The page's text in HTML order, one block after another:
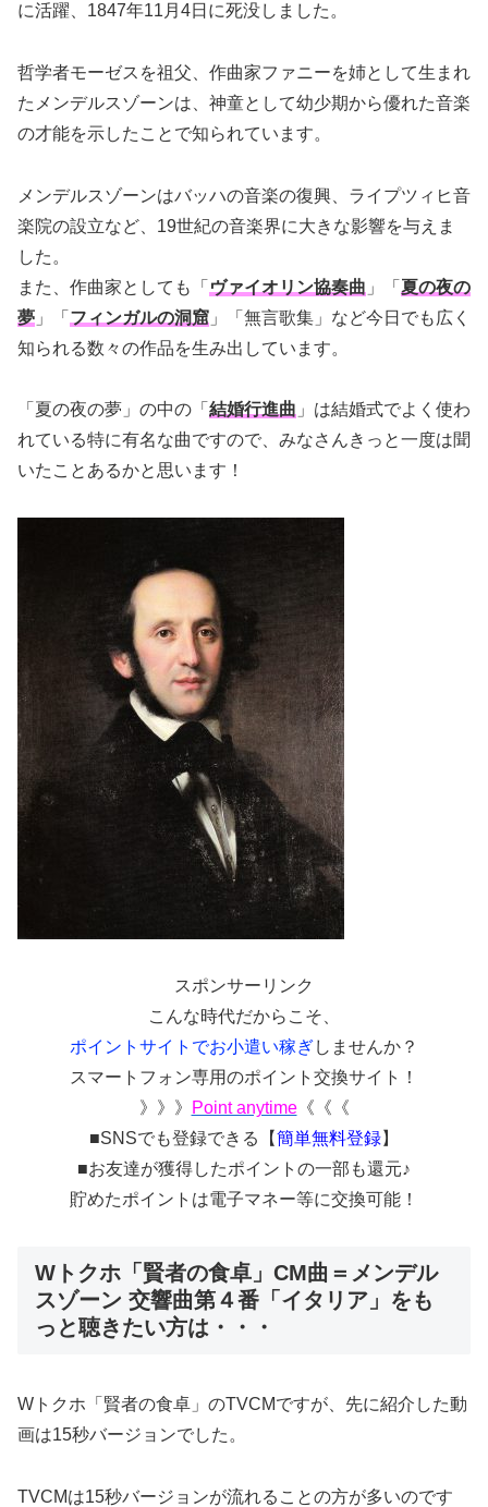
に活躍、1847年11月4日に死没しました。
哲学者モーゼスを祖父、作曲家ファニーを姉として生まれ
たメンデルスゾーンは、神童として幼少期から優れた音楽
の才能を示したことで知られています。
メンデルスゾーンはバッハの音楽の復興、ライプツィヒ音
楽院の設立など、19世紀の音楽界に大きな影響を与えま
した。
また、作曲家としても「 ヴァイオリン協奏曲 」「 夏の夜の
夢 」「 フィンガルの洞窟 」「無言歌集」など今日でも広く
知られる数々の作品を生み出しています。
「夏の夜の夢」の中の「 結婚行進曲 」は結婚式でよく使わ
れている特に有名な曲ですので、みなさんきっと一度は聞
いたことあるかと思います！
スポンサーリンク
こんな時代だからこそ、
ポイントサイトでお小遣い稼ぎしませんか？
スマートフォン専用のポイント交換サイト！
》》》
Point anytime《《《
■SNSでも登録できる【簡単無料登録】
■お友達が獲得したポイントの一部も還元♪
貯めたポイントは電子マネー等に交換可能！
Wトクホ「賢者の食卓」CM曲＝メンデル
スゾーン 交響曲第４番「イタリア」をも
っと聴きたい方は・・・
Wトクホ「賢者の食卓」のTVCMですが、先に紹介した動
画は15秒バージョンでした。
TVCMは15秒バージョンが流れることの方が多いのです